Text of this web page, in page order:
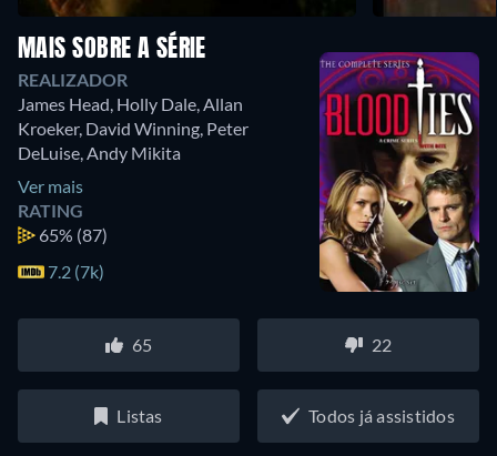
MAIS SOBRE A SÉRIE
REALIZADOR
James Head Holly Dale Allan
Kroeker, David Winning Peter
DeLuise Andy Mikita
Ver mais
RATING
65% (87)
7.2 (7k)
65 22
Listas Todos já assistidos